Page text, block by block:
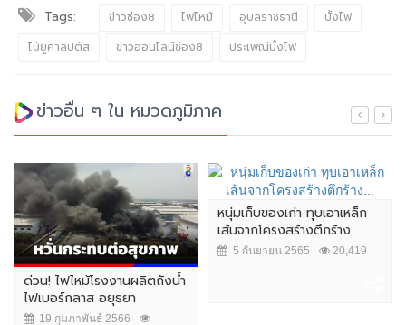
Tags: ข่าวช่อง8 ไฟไหม้ อุบลราชธานี
บั้งไฟ
ไม้ยูคาลิปตัส
ข่าวออนไลน์ช่อง8 ประเพณีบั้งไฟ
ข่าวอื่น ๆ ใน หมวดภูมิภาค
ด่วน! ไฟไหม้โรงงานผลิตถังน้ำ
ไฟเบอร์กลาส อยุธยา
19 กุมภาพันธ์ 2566
หนุ่มเก็บของเก่า ทุบเอาเหล็ก
เส้นจากโครงสร้างตึกร้าง...
5 กันยายน 2565 20,419